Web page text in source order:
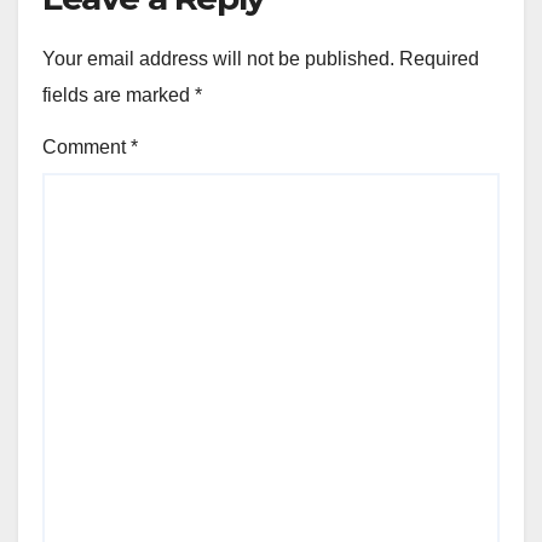
Your email address will not be published. Required
fields are marked *
Comment*